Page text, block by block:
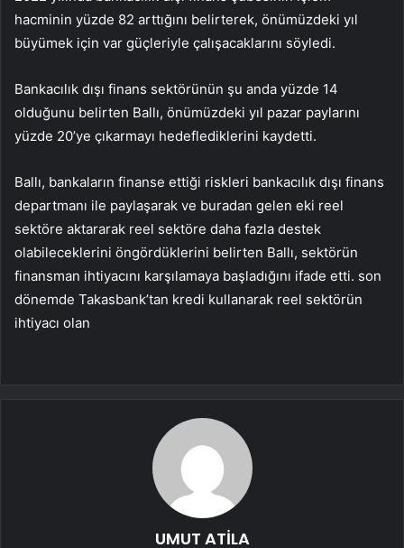
hacminin yüzde 82 arttığını belirterek, önümüzdeki yıl
büyümek için var güçleriyle çalışacaklarını söyledi.
Bankacılık dışı finans sektörünün şu anda yüzde 14
olduğunu belirten Ballı, önümüzdeki yıl pazar paylarını
yüzde 20’ye çıkarmayı hedeflediklerini kaydetti.
Ballı, bankaların finanse ettiği riskleri bankacılık dışı finans
departmanı ile paylaşarak ve buradan gelen eki reel
sektöre aktararak reel sektöre daha fazla destek
olabileceklerini öngördüklerini belirten Ballı, sektörün
finansman ihtiyacını karşılamaya başladığını ifade etti. son
dönemde Takasbank’tan kredi kullanarak reel sektörün
ihtiyacı olan
UMUT ATİLA